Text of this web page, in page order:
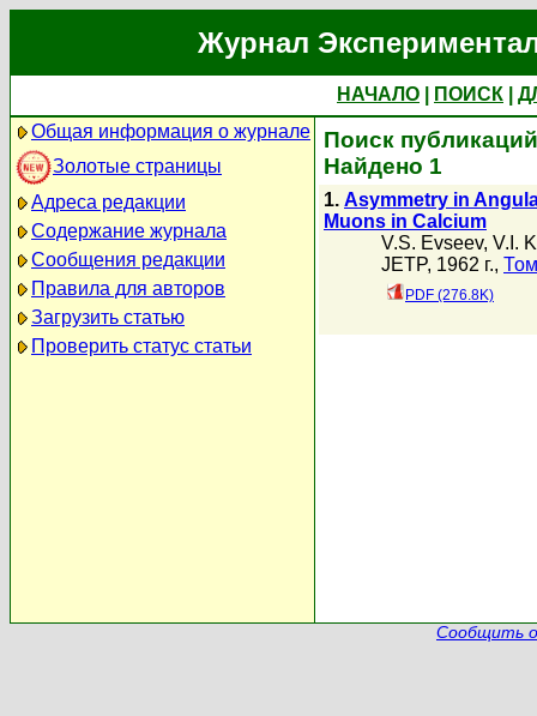
Журнал
НАЧАЛО ПОИСК
Общая информация о журнале
Золотые страницы
Адреса редакции
Содержание журнала
Сообщения редакции
Правила для авторов
Загрузить статью
Проверить статус статьи
Поиск
Найдено 1
1. Asymmetry in
Muons in Calcium
V.S. Evseev, V.I.
JETP, 1962 г.,
PDF (276.8K)
Сообщить о